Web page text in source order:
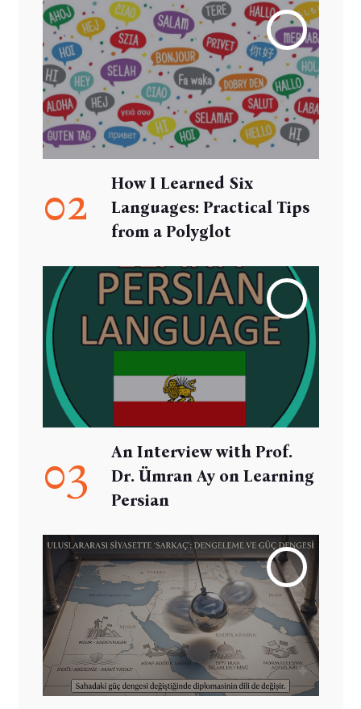
02
How I Learned Six
Languages: Practical Tips
from a Polyglot
03
An Interview with Prof.
Dr. Ümran Ay on Learning
Persian